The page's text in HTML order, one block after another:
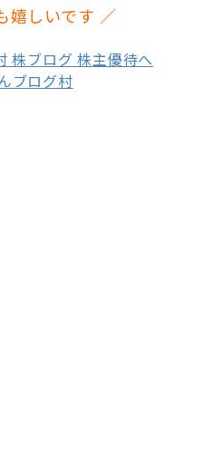
嬉しいです ／
ブログ村